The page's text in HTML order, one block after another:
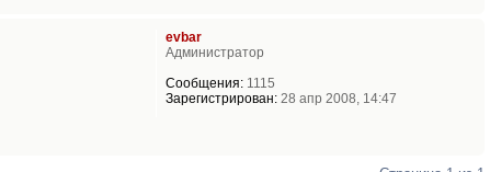
evbar
Администратор
Сообщения:1115
Зарегистрирован:28 апр 2008, 14:47